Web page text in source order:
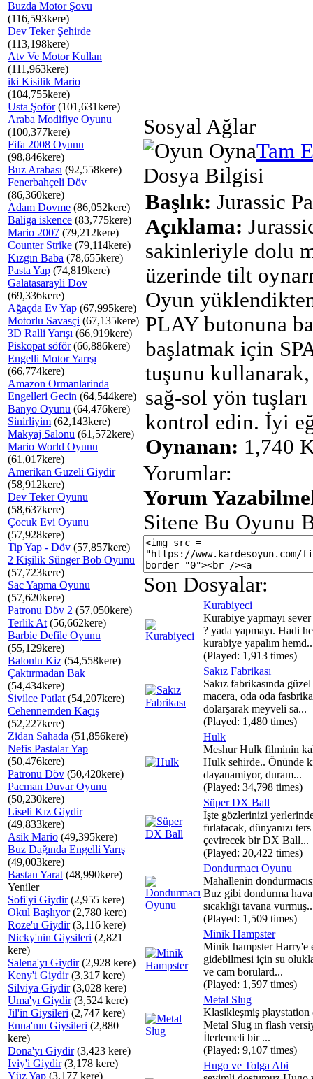
Buzda Motor Şovu
(116,593kere)
Dev Teker Şehirde
(113,198kere)
Atv Ve Motor Kullan
(111,963kere)
iki Kisilik Mario
(104,755kere)
Usta Şoför(101,631kere)
Araba Modifiye Oyunu
(100,377kere)
Fifa 2008 Oyunu
(98,846kere)
Buz Arabası (92,558kere)
Fenerbahçeli Döv
(86,360kere)
Adam Dovme (86,052kere)
Baliga iskence (83,775kere)
Mario 2007 (79,212kere)
Counter Strike (79,114kere)
Kızgın Baba (78,655kere)
Pasta Yap (74,819kere)
Galatasarayli Dov
(69,336kere)
Ağaçda Ev Yap (67,995kere)
Motorlu Savasçi (67,135kere)
3D Ralli Yarışı (66,919kere)
Piskopat söför(66,886kere)
Engelli Motor Yarışı
(66,774kere)
Amazon Ormanlarinda
Engelleri Gecin (64,544kere)
Banyo Oyunu (64,476kere)
Sinirliyim (62,143kere)
Makyaj Salonu (61,572kere)
Mario World Oyunu
(61,017kere)
Amerikan Guzeli Giydir
(58,912kere)
Dev Teker Oyunu
(58,637kere)
Çocuk Evi Oyunu
(57,928kere)
Tip Yap - Döv (57,857kere)
2 Kişilik Sünger Bob Oyunu
(57,723kere)
Sac Yapma Oyunu
(57,620kere)
Patronu Döv 2 (57,050kere)
Terlik At (56,662kere)
Barbie Defile Oyunu
(55,129kere)
Balonlu Kiz (54,558kere)
Çaktırmadan Bak
(54,434kere)
Sivilce Patlat (54,207kere)
Cehennemden Kaçış
(52,227kere)
Zidan Sahada (51,856kere)
Nefis Pastalar Yap
(50,476kere)
Patronu Döv (50,420kere)
Pacman Duvar Oyunu
(50,230kere)
Liseli Kız Giydir
(49,833kere)
Asik Mario (49,395kere)
Buz Dağında Engelli Yarış
(49,003kere)
Bastan Yarat (48,990kere)
Yeniler
Sofi'yi Giydir(2,955 kere)
Okul Başlıyor(2,780 kere)
Roze'u Giydir(3,116 kere)
Nicky'nin Giysileri (2,821
kere)
Salena'yı Giydir(2,928 kere)
Keny'i Giydir(3,317 kere)
Silviya Giydir(3,028 kere)
Uma'yı Giydir(3,524 kere)
Jil'in Giysileri (2,747 kere)
Enna'nın Giysileri (2,880
kere)
Dona'yı Giydir(3,423 kere)
Iviy'i Giydir(3,178 kere)
Yüz Yap (3,177 kere)
Sosyal Ağlar
Tam
Dosya Bilgisi
Başlık: Jurassic
Açıklama:
sakinleriyle dolu
üzerinde tilt
Oyun
PLAY butonuna
başlatmak için
tuşunu
sağ-sol yön
kontrol edin. İyi
Oynanan: 1,740
Yorumlar:
Yorum
Sitene Bu Oyunu
Son Dosyalar:
Kurabiyeci
Kurabiye yapmayı
? yada yapmayı. Hadi
kurabiye yapalım
(Played: 1,913 times)
Sakız Fabrikası
Sakız fabrikasında
macera, oda oda
dolarşarak meyveli sa...
(Played: 1,480 times)
Hulk
Meshur Hulk filminin
Hulk sehirde.. Önünde
dayanamiyor, duram...
(Played: 34,798 times)
Süper DX Ball
İşte gözlerinizi
fırlatacak, dünyanızı ters
çevirecek bir DX Ball...
(Played: 20,422 times)
Dondurmacı Oyunu
Mahallenin
Buz gibi dondurma hava
sıcaklığı tavana
(Played: 1,509 times)
Minik Hampster
Minik hampster Harry'e
gidebilmesi için su
ve cam borulard...
(Played: 1,597 times)
Metal Slug
Klasikleşmiş playstation
Metal Slug ın flash
İlerlemeli bir ...
(Played: 9,107 times)
Hugo ve Tolga Abi